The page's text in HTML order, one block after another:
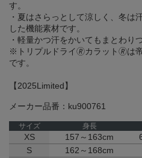
す。
・夏はさらっとして涼しく、冬は
した機能素材です。
・軽量かつ汗をかいてもまとわり
※トリプルドライ🄬カラット🄬は
です。
【2025Limited】
メーカー品番：ku900761
サイズ 身長
XS 157～163cm
S
162～168cm